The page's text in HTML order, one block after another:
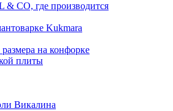
& CO, где производится
Kukmara
на конфорке
плиты
Викалина